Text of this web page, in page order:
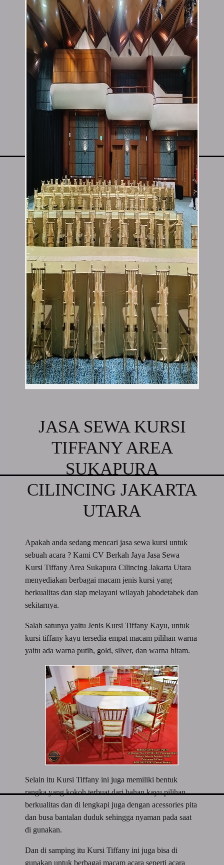
JASA SEWA KURSI
TIFFANY AREA
SUKAPURA
CILINCING JAKARTA
UTARA
Apakah anda sedang mencari jasa sewa kursi untuk
sebuah acara ? Kami CV Berkah Jaya Jasa Sewa
Kursi Tiffany Area Sukapura Cilincing Jakarta Utara
menyediakan berbagai macam jenis kursi yang
berkualitas dan siap melayani wilayah jabodetabek dan
sekitarnya.
Salah satunya yaitu Jenis Kursi Tiffany Kayu, untuk
kursi tiffany kayu tersedia empat macam pilihan warna
yaitu ada warna putih, gold, silver, dan warna hitam.
Selain itu Kursi Tiffany ini juga memiliki bentuk
rangka yang kokoh terbuat dari bahan kayu pilihan
berkualitas dan di lengkapi juga dengan acessories pita
dan busa bantalan duduk sehingga nyaman pada saat
di gunakan.
Dan di samping itu Kursi Tiffany ini juga bisa di
gunakan untuk berbagai macam acara seperti acara